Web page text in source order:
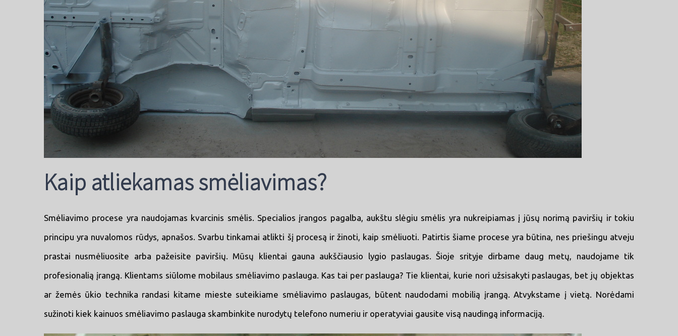
Kaip atliekamas smėliavimas?
Smėliavimo procese yra naudojamas kvarcinis smėlis. Specialios įrangos pagalba, aukštu slėgiu smėlis yra nukreipiamas į jūsų norimą paviršių ir tokiu
principu yra nuvalomos rūdys, apnašos. Svarbu tinkamai atlikti šį procesą ir žinoti, kaip smėliuoti. Patirtis šiame procese yra būtina, nes priešingu atveju
prastai nusmėliuosite arba pažeisite paviršių. Mūsų klientai gauna aukščiausio lygio paslaugas. Šioje srityje dirbame daug metų, naudojame tik
profesionalią įrangą. Klientams siūlome mobilaus smėliavimo paslauga. Kas tai per paslauga? Tie klientai, kurie nori užsisakyti paslaugas, bet jų objektas
ar žemės ūkio technika randasi kitame mieste suteikiame smėliavimo paslaugas, būtent naudodami mobilią įrangą. Atvykstame į vietą. Norėdami
sužinoti kiek kainuos smėliavimo paslauga skambinkite nurodytų telefono numeriu ir operatyviai gausite visą naudingą informaciją.